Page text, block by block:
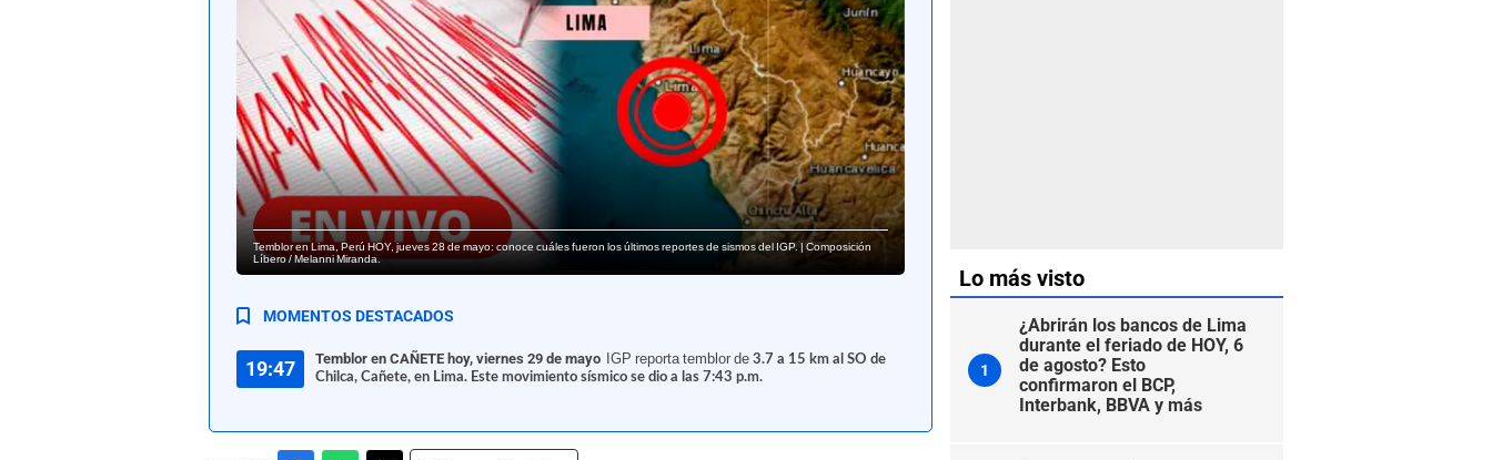
Temblor en Lima, Perú HOY, jueves 28 de mayo: conoce cuáles fueron los últimos reportes de sismos del IGP. | Composición
Líbero / Melanni Miranda.
MOMENTOS DESTACADOS
19:47 Temblor en CAÑETE hoy, viernes 29 de mayo IGP reporta temblor de 3.7 a 15 km al SO de
Chilca, Cañete, en Lima. Este movimiento sísmico se dio a las 7:43 p.m.
Lo más visto
1
¿Abrirán los bancos de Lima
durante el feriado de HOY, 6
de agosto? Esto
confirmaron el BCP,
Interbank, BBVA y más